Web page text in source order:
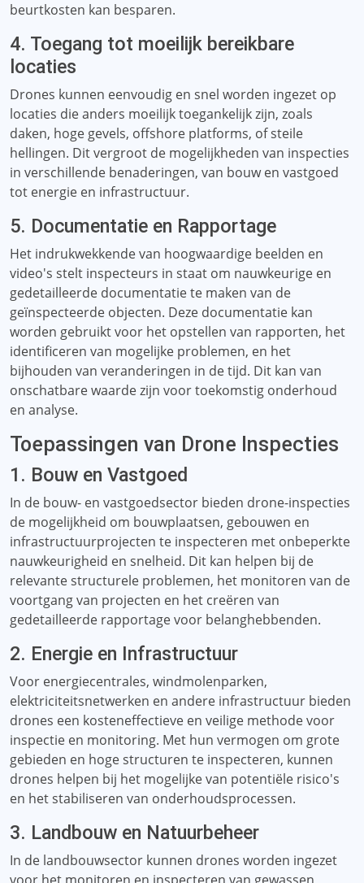
beurtkosten kan besparen.
4. Toegang tot moeilijk bereikbare
locaties
Drones kunnen eenvoudig en snel worden ingezet op
locaties die anders moeilijk toegankelijk zijn, zoals
daken, hoge gevels, offshore platforms, of steile
hellingen. Dit vergroot de mogelijkheden van inspecties
in verschillende benaderingen, van bouw en vastgoed
tot energie en infrastructuur.
5. Documentatie en Rapportage
Het indrukwekkende van hoogwaardige beelden en
video's stelt inspecteurs in staat om nauwkeurige en
gedetailleerde documentatie te maken van de
geïnspecteerde objecten. Deze documentatie kan
worden gebruikt voor het opstellen van rapporten, het
identificeren van mogelijke problemen, en het
bijhouden van veranderingen in de tijd. Dit kan van
onschatbare waarde zijn voor toekomstig onderhoud
en analyse.
Toepassingen van Drone Inspecties
1. Bouw en Vastgoed
In de bouw- en vastgoedsector bieden drone-inspecties
de mogelijkheid om bouwplaatsen, gebouwen en
infrastructuurprojecten te inspecteren met onbeperkte
nauwkeurigheid en snelheid. Dit kan helpen bij de
relevante structurele problemen, het monitoren van de
voortgang van projecten en het creëren van
gedetailleerde rapportage voor belanghebbenden.
2. Energie en Infrastructuur
Voor energiecentrales, windmolenparken,
elektriciteitsnetwerken en andere infrastructuur bieden
drones een kosteneffectieve en veilige methode voor
inspectie en monitoring. Met hun vermogen om grote
gebieden en hoge structuren te inspecteren, kunnen
drones helpen bij het mogelijke van potentiële risico's
en het stabiliseren van onderhoudsprocessen.
3. Landbouw en Natuurbeheer
In de landbouwsector kunnen drones worden ingezet